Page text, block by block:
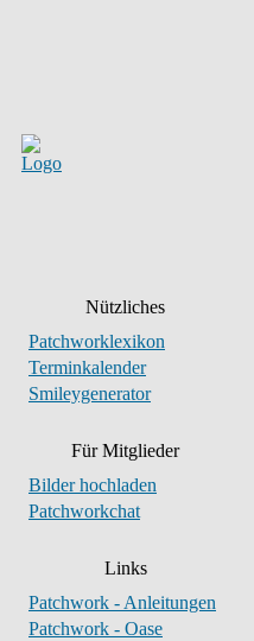
Nützliches
Patchworklexikon
Terminkalender
Smileygenerator
Für Mitglieder
Bilder hochladen
Patchworkchat
Links
Patchwork - Anleitungen
Patchwork - Oase